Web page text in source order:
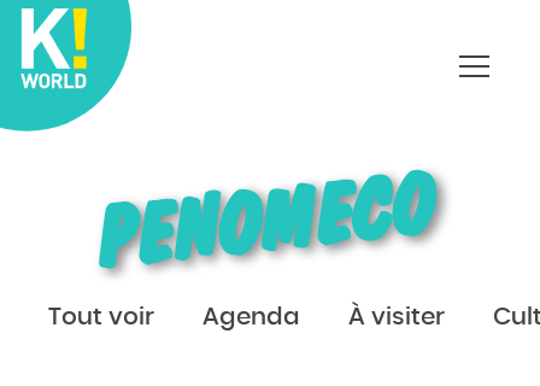
PENOMECO
Tout voir Agenda À visiter